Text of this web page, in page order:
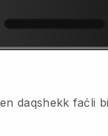
daqshekk faċli